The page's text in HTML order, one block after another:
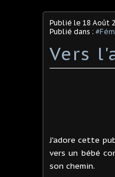
Publié le 18 Août
Publié dans :
Vers
J'adore cette
vers un bébé
son chemin.